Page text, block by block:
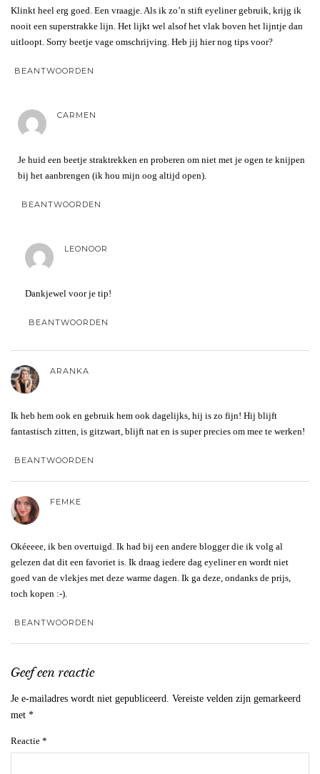
Klinkt heel erg goed. Een vraagje. Als ik zo’n stift eyeliner gebruik, krijg ik
nooit een superstrakke lijn. Het lijkt wel alsof het vlak boven het lijntje dan
uitloopt. Sorry beetje vage omschrijving. Heb jij hier nog tips voor?
BEANTWOORDEN
CARMEN
Je huid een beetje straktrekken en proberen om niet met je ogen te knijpen
bij het aanbrengen (ik hou mijn oog altijd open).
BEANTWOORDEN
LEONOOR
Dankjewel voor je tip!
BEANTWOORDEN
ARANKA
Ik heb hem ook en gebruik hem ook dagelijks, hij is zo fijn! Hij blijft
fantastisch zitten, is gitzwart, blijft nat en is super precies om mee te werken!
BEANTWOORDEN
FEMKE
Okéeeee, ik ben overtuigd. Ik had bij een andere blogger die ik volg al
gelezen dat dit een favoriet is. Ik draag iedere dag eyeliner en wordt niet
goed van de vlekjes met deze warme dagen. Ik ga deze, ondanks de prijs,
toch kopen :-).
BEANTWOORDEN
Geef een reactie
Je e-mailadres wordt niet gepubliceerd.
Vereiste velden zijn gemarkeerd
met *
Reactie *